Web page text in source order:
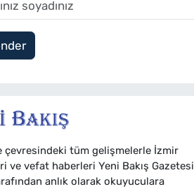
çevresindeki tüm gelişmelerle İzmir
ve vefat haberleri Yeni Bakış Gazetesi
anlık olarak okuyuculara